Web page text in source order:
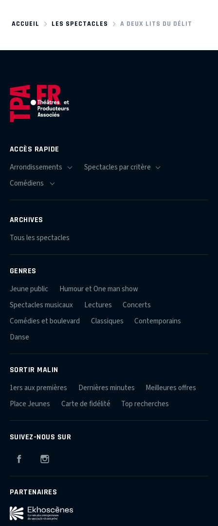
ACCUEIL LES SPECTACLES A DEUX LITS DU DÉLIT
ACCÈS RAPIDE
ARCHIVES
Tous les spectacles
GENRES
Jeune public
Humour et One man show
Spectacles musicaux
Lectures
Concerts
Comédies et boulevard
Classiques
Contemporains
Danse
SORTIR MALIN
1ers aux premières Dernières minutes
Meilleures offres
Place Jeunes
Carte de fidélité Top recherches
SUIVEZ-NOUS SUR
Facebook
PARTENAIRES